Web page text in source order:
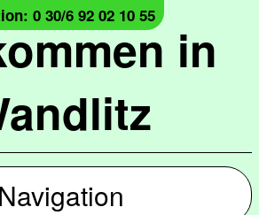
in
0 30/6 92 02 10 55
Navigation